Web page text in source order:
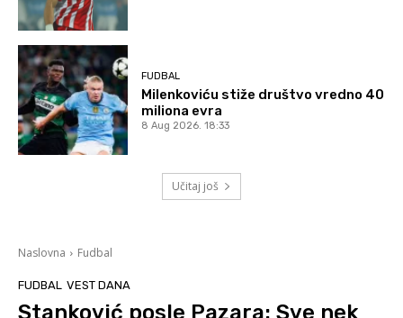
FUDBAL
Milenkoviću stiže društvo vredno 40
miliona evra
8 Aug 2026. 18:33
Učitaj još